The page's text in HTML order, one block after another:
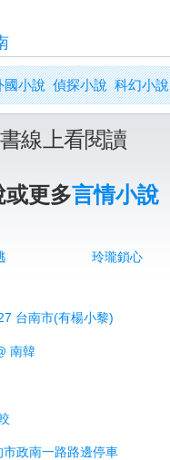
國小說 偵探小說 科幻小說
線上看閱讀
或更多言情小說
玲瓏鎖心
台南市(有楊小黎)
南韓
政南一路路邊停車